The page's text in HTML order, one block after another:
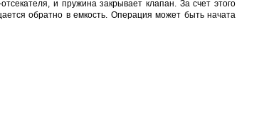
и пружина закрывает клапан. За счет этого
обратно в емкость. Операция может быть начата